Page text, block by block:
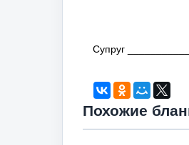
Супруг
Похожие